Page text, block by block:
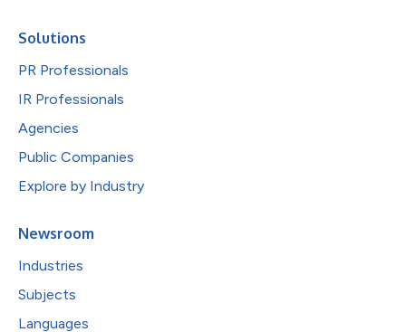
Solutions
PR Professionals
IR Professionals
Agencies
Public Companies
Explore by Industry
Newsroom
Industries
Subjects
Languages